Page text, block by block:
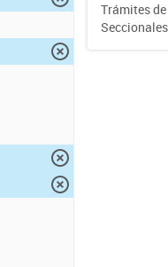
Trámites